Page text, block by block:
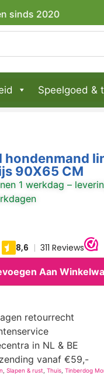
sinds 2020
Speelgoed &
hondenmand
90X65 CM
1 werkdag –
Aan
retourrecht
in NL & BE
vanaf €59,-
,Slapen & rust,Thuis,Tinberdog